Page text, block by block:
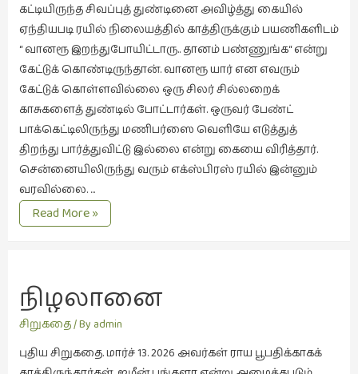
கவிதை
(29)
காந்தியின்
நிழலில்
காமிக்ஸ்
காலைக்
குறிப்புகள்
குறும்படம்
(13)
(25)
கட்டியிருந்த சிவப்புத் துண்டினை அவிழ்த்து கையில்
ஏந்தியபடி ரயில் நிலையத்தில் காத்திருக்கும் பயணிகளிடம்
“ வானரூ இறந்துபோயிட்டாரு.. தானம் பண்ணுங்க“ என்று
கேட்டுக் கொண்டிருந்தான். வானரூ யார் என எவரும்
கேட்டுக் கொள்ளவில்லை ஒரு சிலர் சில்லறைக்
காசுகளைத் துண்டில் போட்டார்கள். ஒருவர் பேண்ட்
பாக்கெட்டிலிருந்து மணிபர்ஸை வெளியே எடுத்துத்
திறந்து பார்த்துவிட்டு இல்லை என்று கையை விரித்தார்.
சென்னையிலிருந்து வரும் எக்ஸ்பிரஸ் ரயில் இன்னும்
வரவில்லை. …
தங்கள்
பொறுப்பு
Read More »
நிழலானை
சிறுகதை/ By admin
புதிய சிறுகதை. மார்ச் 13. 2026 அவர்கள் ராய பூபதிக்காகக்